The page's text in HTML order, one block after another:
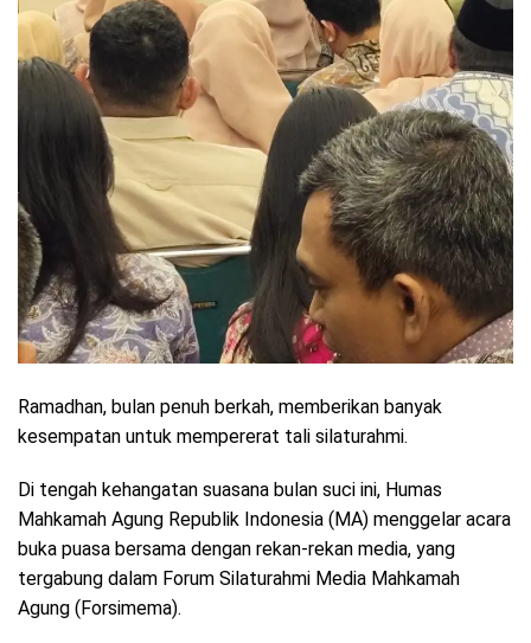
Ramadhan, bulan penuh berkah, memberikan banyak
kesempatan untuk mempererat tali silaturahmi.
Di tengah kehangatan suasana bulan suci ini, Humas
Mahkamah Agung Republik Indonesia (MA) menggelar acara
buka puasa bersama dengan rekan-rekan media, yang
tergabung dalam Forum Silaturahmi Media Mahkamah
Agung (Forsimema).